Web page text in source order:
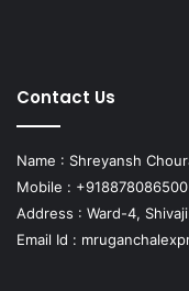
Contact Us
Name : Shreyansh
Mobile : +918878086500
Address : Ward-4,
Email Id :